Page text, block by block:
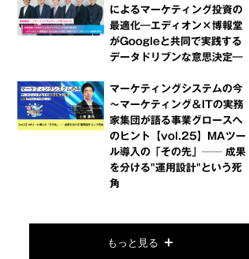
によるマーケティング投資の
最適化―エディオン×博報堂
がGoogleと共同で実践する
データドリブンな意思決定―
マーケティングシステムの今
～マーケティング＆ITの実務
家集団が語る事業グロースへ
のヒント【vol.25】MAツー
ル導入の「その先」── 成果
を分ける"運用設計"という死
角
もっと見る